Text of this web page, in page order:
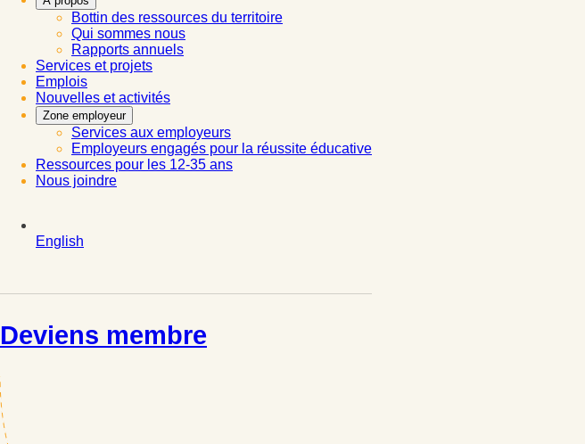
Bottin des ressources du territoire
Qui sommes nous
Rapports annuels
Services et projets
Emplois
Nouvelles et activités
Zone employeur
Services aux employeurs
Employeurs engagés pour la réussite éducative
Ressources pour les 12-35 ans
Nous joindre
English
Deviens membre